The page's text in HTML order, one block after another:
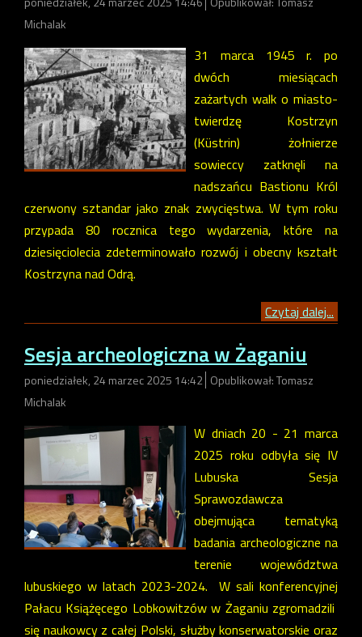
Michalak
31 marca 1945 r. po
dwóch miesiącach
zażartych walk o miasto-
twierdzę Kostrzyn
(Küstrin) żołnierze
sowieccy zatknęli na
nadszańcu Bastionu Król
czerwony sztandar jako znak zwycięstwa. W tym roku
przypada 80 rocznica tego wydarzenia, które na
dziesięciolecia zdeterminowało rozwój i obecny kształt
Kostrzyna nad Odrą.
Czytaj dalej...
Sesja archeologiczna w Żaganiu
poniedziałek, 24 marzec 2025 14:42 Opublikował: Tomasz
Michalak
W dniach 20 - 21 marca
2025 roku odbyła się IV
Lubuska Sesja
Sprawozdawcza
obejmująca tematyką
badania archeologiczne na
terenie województwa
lubuskiego w latach 2023-2024. W sali konferencyjnej
Pałacu Książęcego Lobkowitzów w Żaganiu zgromadzili
się naukowcy z całej Polski, służby konserwatorskie oraz